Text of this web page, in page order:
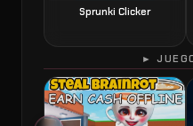
Sprunki Clicker
►